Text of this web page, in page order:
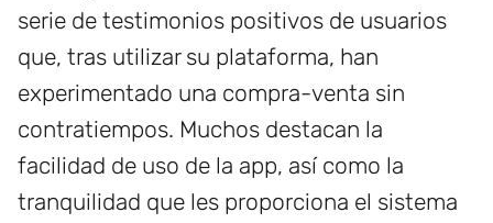
serie de testimonios positivos de usuarios
que, tras utilizar su plataforma, han
experimentado una compra-venta sin
contratiempos. Muchos destacan la
facilidad de uso de la app, así como la
tranquilidad que les proporciona el sistema